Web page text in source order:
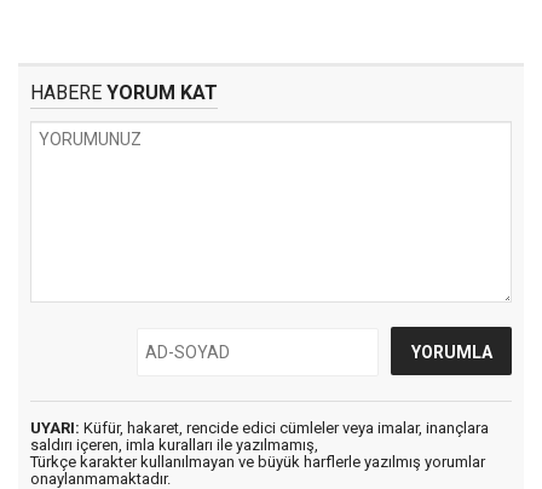
HABERE YORUM KAT
UYARI: Küfür, hakaret, rencide edici cümleler veya imalar, inançlara
saldırı içeren, imla kuralları ile yazılmamış,
Türkçe karakter kullanılmayan ve büyük harflerle yazılmış yorumlar
onaylanmamaktadır.